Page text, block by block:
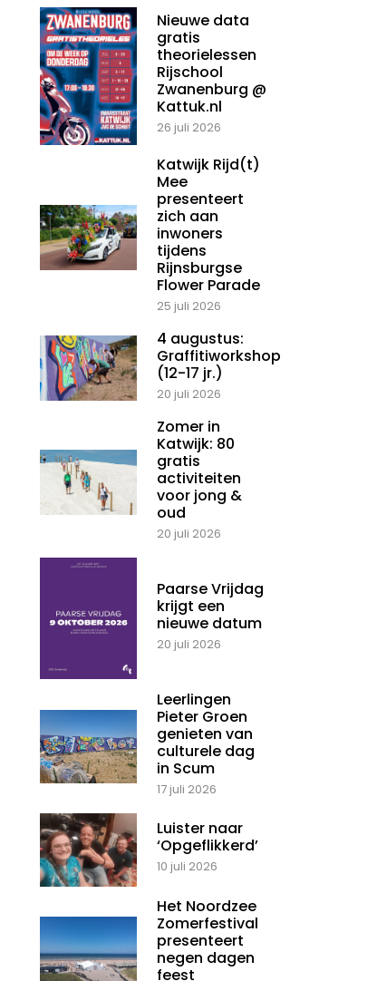
Nieuwe data
gratis
theorielessen
Rijschool
Zwanenburg @
Kattuk.nl
26 juli 2026
Katwijk Rijd(t)
Mee
presenteert
zich aan
inwoners
tijdens
Rijnsburgse
Flower Parade
25 juli 2026
4 augustus:
Graffitiworkshop
(12-17 jr.)
20 juli 2026
Zomer in
Katwijk: 80
gratis
activiteiten
voor jong &
oud
20 juli 2026
Paarse Vrijdag
krijgt een
nieuwe datum
20 juli 2026
Leerlingen
Pieter Groen
genieten van
culturele dag
in Scum
17 juli 2026
Luister naar
‘Opgeflikkerd’
10 juli 2026
Het Noordzee
Zomerfestival
presenteert
negen dagen
feest